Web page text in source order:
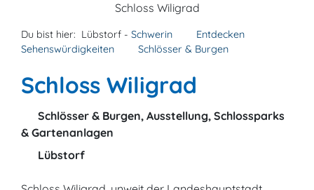
Schloss Wiligrad
Du bist hier: Lübstorf - Schwerin
Entdecken
Sehenswürdigkeiten
Schlösser & Burgen
Schloss Wiligrad
Schlösser & Burgen, Ausstellung, Schlossparks
& Gartenanlagen
Lübstorf